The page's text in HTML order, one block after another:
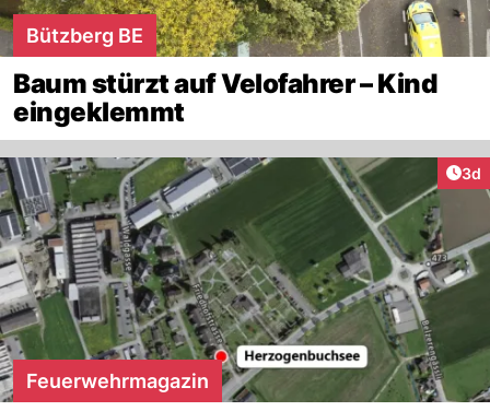
Bützberg BE
Baum stürzt auf Velofahrer – Kind
eingeklemmt
3d
Feuerwehrmagazin